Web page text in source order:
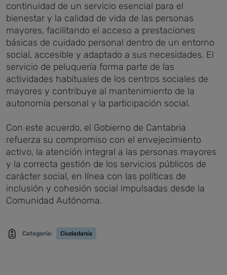
continuidad de un servicio esencial para el
bienestar y la calidad de vida de las personas
mayores, facilitando el acceso a prestaciones
básicas de cuidado personal dentro de un entorno
social, accesible y adaptado a sus necesidades. El
servicio de peluquería forma parte de las
actividades habituales de los centros sociales de
mayores y contribuye al mantenimiento de la
autonomía personal y la participación social.
Con este acuerdo, el Gobierno de Cantabria
refuerza su compromiso con el envejecimiento
activo, la atención integral a las personas mayores
y la correcta gestión de los servicios públicos de
carácter social, en línea con las políticas de
inclusión y cohesión social impulsadas desde la
Comunidad Autónoma.
Categoría: Ciudadanía